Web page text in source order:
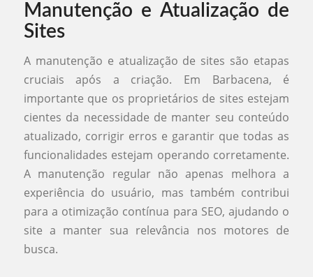
Manutenção e Atualização de
Sites
A manutenção e atualização de sites são etapas
cruciais após a criação. Em Barbacena, é
importante que os proprietários de sites estejam
cientes da necessidade de manter seu conteúdo
atualizado, corrigir erros e garantir que todas as
funcionalidades estejam operando corretamente.
A manutenção regular não apenas melhora a
experiência do usuário, mas também contribui
para a otimização contínua para SEO, ajudando o
site a manter sua relevância nos motores de
busca.